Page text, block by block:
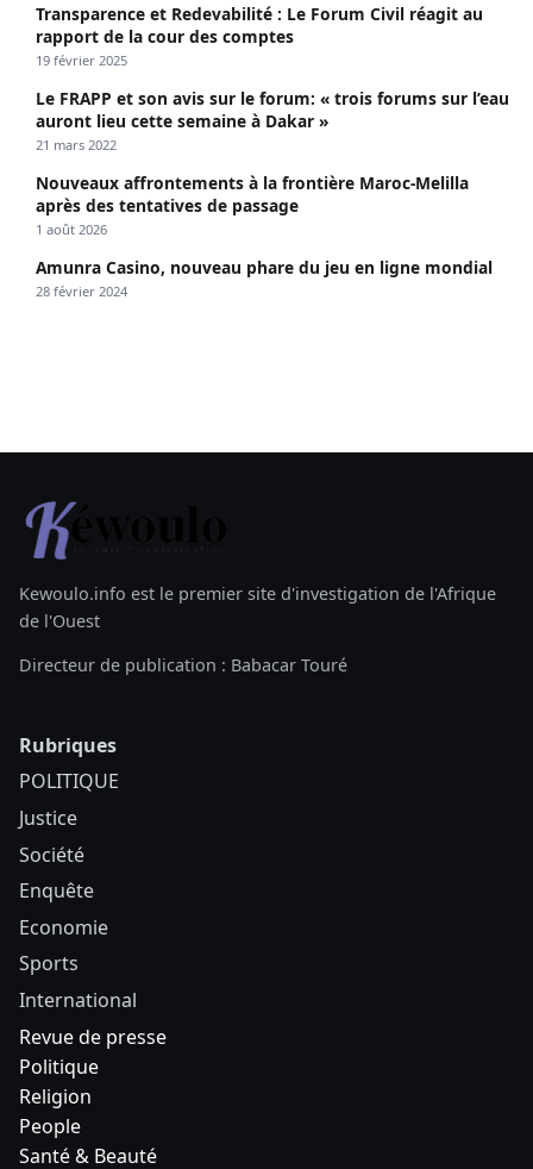
Transparence et Redevabilité : Le Forum Civil réagit au
rapport de la cour des comptes
19 février 2025
Le FRAPP et son avis sur le forum: « trois forums sur l’eau
auront lieu cette semaine à Dakar »
21 mars 2022
Nouveaux affrontements à la frontière Maroc-Melilla
après des tentatives de passage
1 août 2026
Amunra Casino, nouveau phare du jeu en ligne mondial
28 février 2024
Kewoulo.info est le premier site d'investigation de l'Afrique
de l'Ouest
Directeur de publication : Babacar Touré
Rubriques
POLITIQUE
Justice
Société
Enquête
Economie
Sports
International
Revue de presse
Politique
Religion
People
Santé & Beauté